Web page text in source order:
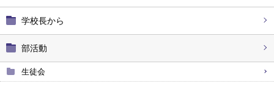
学校長から
部活動
生徒会